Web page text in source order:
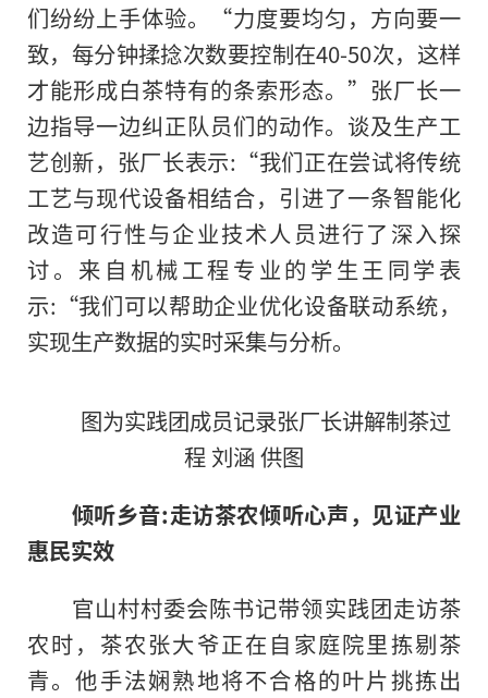
们纷纷上手体验。“力度要均匀，方向要一
致，每分钟揉捻次数要控制在40-50次，这样
才能形成白茶特有的条索形态。”张厂长一
边指导一边纠正队员们的动作。谈及生产工
艺创新，张厂长表示:“我们正在尝试将传统
工艺与现代设备相结合，引进了一条智能化
改造可行性与企业技术人员进行了深入探
讨。来自机械工程专业的学生王同学表
示:“我们可以帮助企业优化设备联动系统，
实现生产数据的实时采集与分析。
图为实践团成员记录张厂长讲解制茶过
程 刘涵 供图
倾听乡音:走访茶农倾听心声，见证产业
惠民实效
官山村村委会陈书记带领实践团走访茶
农时，茶农张大爷正在自家庭院里拣剔茶
青。他手法娴熟地将不合格的叶片挑拣出